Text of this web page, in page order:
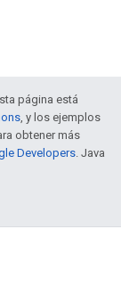
página está
, y los ejemplos
obtener más
Developers . Java